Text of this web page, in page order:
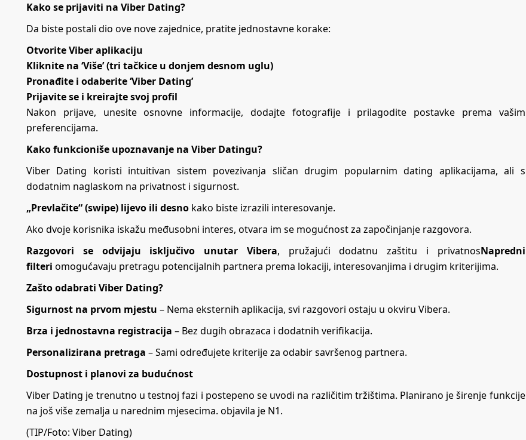
Kako se prijaviti na Viber Dating?
Da biste postali dio ove nove zajednice, pratite jednostavne korake:
Otvorite Viber aplikaciju
Kliknite na ‘Više’ (tri tačkice u donjem desnom uglu)
Pronađite i odaberite ‘Viber Dating’
Prijavite se i kreirajte svoj profil
Nakon prijave, unesite osnovne informacije, dodajte fotografije i prilagodite postavke prema vašim
preferencijama.
Kako funkcioniše upoznavanje na Viber Datingu?
Viber Dating koristi intuitivan sistem povezivanja sličan drugim popularnim dating aplikacijama, ali s
dodatnim naglaskom na privatnost i sigurnost.
„Prevlačite“ (swipe) lijevo ili desno kako biste izrazili interesovanje.
Ako dvoje korisnika iskažu međusobni interes, otvara im se mogućnost za započinjanje razgovora.
Razgovori se odvijaju isključivo unutar Vibera, pružajući dodatnu zaštitu i privatnosNapredni
filteri omogućavaju pretragu potencijalnih partnera prema lokaciji, interesovanjima i drugim kriterijima.
Zašto odabrati Viber Dating?
Sigurnost na prvom mjestu – Nema eksternih aplikacija, svi razgovori ostaju u okviru Vibera.
Brza i jednostavna registracija – Bez dugih obrazaca i dodatnih verifikacija.
Personalizirana pretraga – Sami određujete kriterije za odabir savršenog partnera.
Dostupnost i planovi za budućnost
Viber Dating je trenutno u testnoj fazi i postepeno se uvodi na različitim tržištima. Planirano je širenje funkcije
na još više zemalja u narednim mjesecima. objavila je N1.
(TIP/Foto: Viber Dating)